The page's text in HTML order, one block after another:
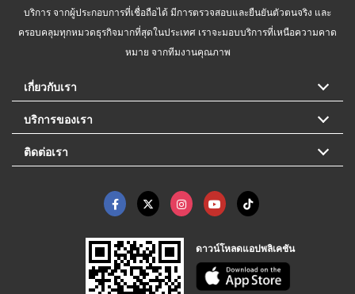
บริการ จากผู้ประกอบการที่เชื่อถือได้ มีการตรวจสอบและยืนยันตัวตนจริง และ
ครอบคลุมทุกหมวดธุรกิจมากที่สุดในประเทศ เราจะมอบบริการที่เหนือความคาด
หมาย จากทีมงานคุณภาพ
เกี่ยวกับเรา
บริการของเรา
ติดต่อเรา
ดาวน์โหลดแอปพลิเคชัน